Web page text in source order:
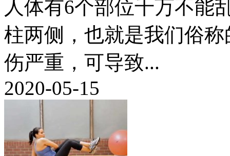
人体有6个部位千万不能
柱两侧，也就是我们俗
伤严重，可导致...
2020-05-15